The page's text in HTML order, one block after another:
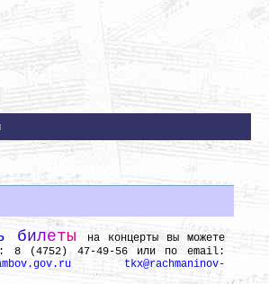
билеты
на концерты вы можете
8 (4752) 47-49-56 или по email:
tkx@rachmaninov-